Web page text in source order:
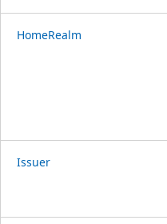
HomeRealm
Issuer